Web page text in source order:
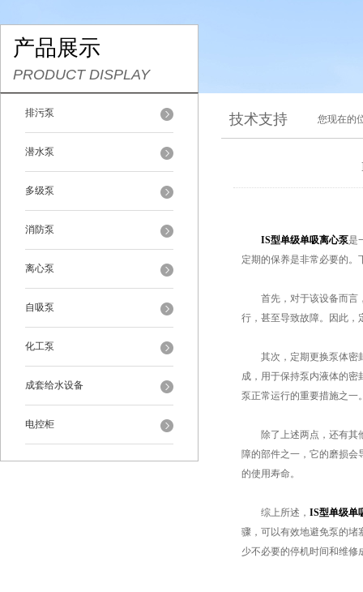
产品展示
PRODUCT DISPLAY
排污泵
潜水泵
多级泵
消防泵
离心泵
自吸泵
化工泵
成套给水设备
电控柜
技术支持 您现在的
IS型单级单吸离心泵是
定期的保养是非常必要的
首先，对于该设备而言，
行，甚至导致故障。因此，
其次，定期更换泵体密封
成，用于保持泵内液体的
泵正常运行的重要措施之一
除了上述两点，还有其他
障的部件之一，它的磨损
的使用寿命。
综上所述， IS型单级单
骤，可以有效地避免泵的堵
少不必要的停机时间和维修